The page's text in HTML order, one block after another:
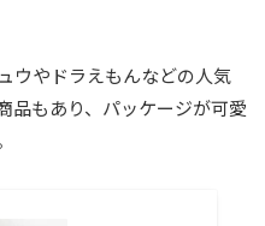
ウやドラえもんなどの人気
品もあり、パッケージが可愛